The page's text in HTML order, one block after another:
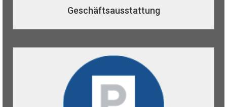
Geschäftsausstattung
Plakate und Poster drucken wir sowohl für den
Innenbereich als auch für den Außenbereich (Plakate